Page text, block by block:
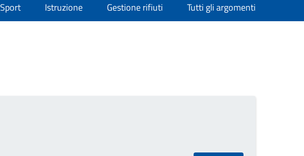
Sport Istruzione Gestione rifiuti Tutti gli argomenti